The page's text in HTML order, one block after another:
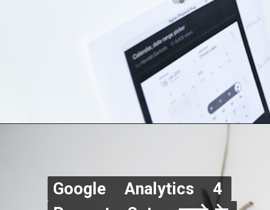
Google Analytics 4
Google Analytics 4